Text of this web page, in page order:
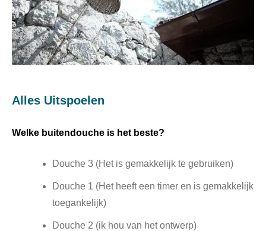
Alles Uitspoelen
Welke buitendouche is het beste?
Douche 3 (Het is gemakkelijk te gebruiken)
Douche 1 (Het heeft een timer en is gemakkelijk
toegankelijk)
Douche 2 (ik hou van het ontwerp)